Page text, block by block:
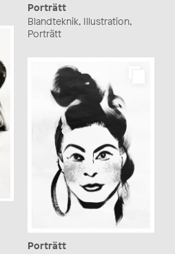
Porträtt
Blandteknik, Illustration,
Porträtt
Porträtt